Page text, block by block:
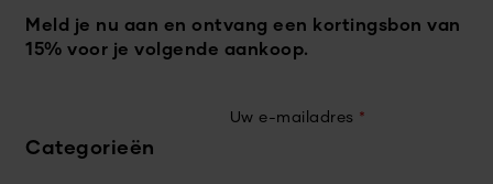
Meld je nu aan en ontvang een kortingsbon van
15% voor je volgende aankoop.
Uw e-mailadres *
Categorieën